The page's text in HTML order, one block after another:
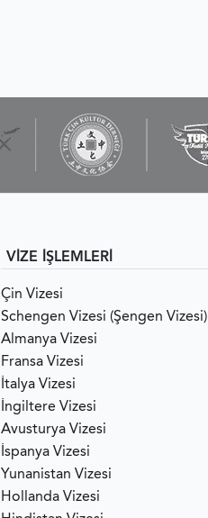
VİZE İŞLEMLERİ
Çin Vizesi
Schengen Vizesi (Şengen Vizesi)
Almanya Vizesi
Fransa Vizesi
İtalya Vizesi
İngiltere Vizesi
Avusturya Vizesi
İspanya Vizesi
Yunanistan Vizesi
Hollanda Vizesi